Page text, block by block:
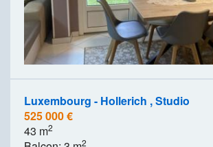
Luxembourg - Hollerich , Studio
525 000 €
43 m2
2